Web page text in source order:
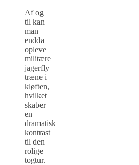
Af og
til kan
man
endda
opleve
militære
jagerfly
træne i
kløften,
hvilket
skaber
en
dramatisk
kontrast
til den
rolige
togtur.